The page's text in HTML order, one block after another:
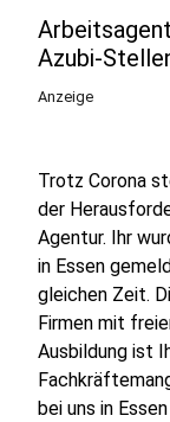
Azubi-
Anzeige
Trotz Corona
der
Agentur. Ihr
in Essen
gleichen Zeit.
Firmen mit
Ausbildung ist
bei uns in